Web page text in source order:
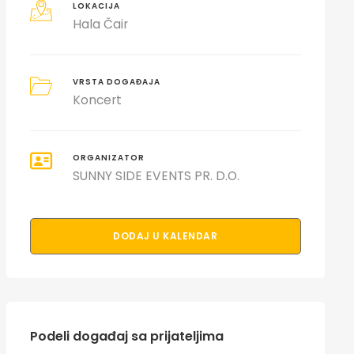
LOKACIJA
Hala Čair
VRSTA DOGAĐAJA
Koncert
ORGANIZATOR
SUNNY SIDE EVENTS PR. D.O.
DODAJ U KALENDAR
Podeli događaj sa prijateljima